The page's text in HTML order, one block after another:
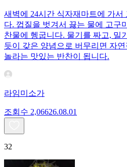
새벽에 24시간 식자재마트에 가서
다. 껍질을 벗겨서 끓는 물에 고구
찬물에 헹굽니다. 물기를 짜고, 밀
듯이 갖은 양념으로 버무리면 자
놀라는 맛있는 반찬이 됩니다.
라임미소가
조회수 2,06626.08.01
32